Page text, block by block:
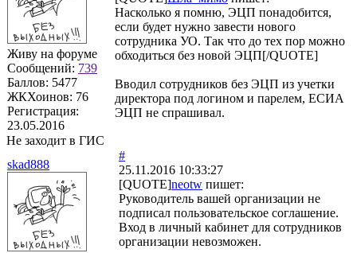
Живу на форуме
Сообщений: 739
Баллов: 5477
ЖКХоинов: 76
Регистрация:
23.05.2016
Насколько я помню, ЭЦП понадобится,
если будет нужно завести нового
сотрудника УО. Так что до тех пор можно
обходиться без новой ЭЦП[/QUOTE]
Вводил сотрудников без ЭЦП из учетки
директора под логином и парелем, ЕСИА
ЭЦП не спрашивал.
Не заходит в ГИС
skad888
#
25.11.2016 10:33:27
[QUOTE]neotw пишет:
Руководитель вашей организации не
подписал пользовательское соглашение.
Вход в личный кабинет для сотрудников
организации невозможен.